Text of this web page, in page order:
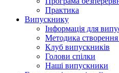
Практика
Випускнику
Інформація для
Методика створення
Клуб випускників
Голови спілки
Наші випускники